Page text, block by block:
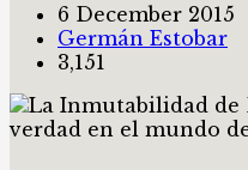
6 December 2015
Germán Estobar
3,151